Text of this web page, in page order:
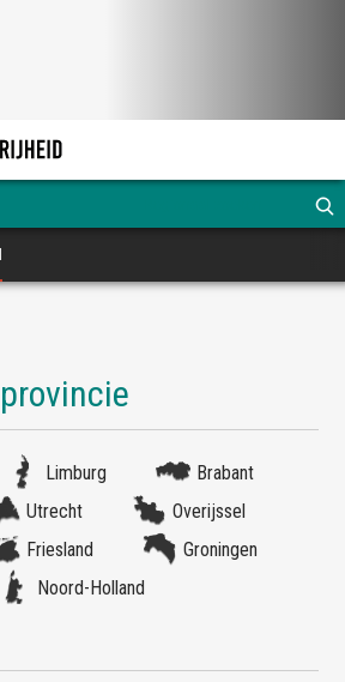
Limburg
Brabant
Utrecht
Overijssel
Friesland
Groningen
Noord-Holland